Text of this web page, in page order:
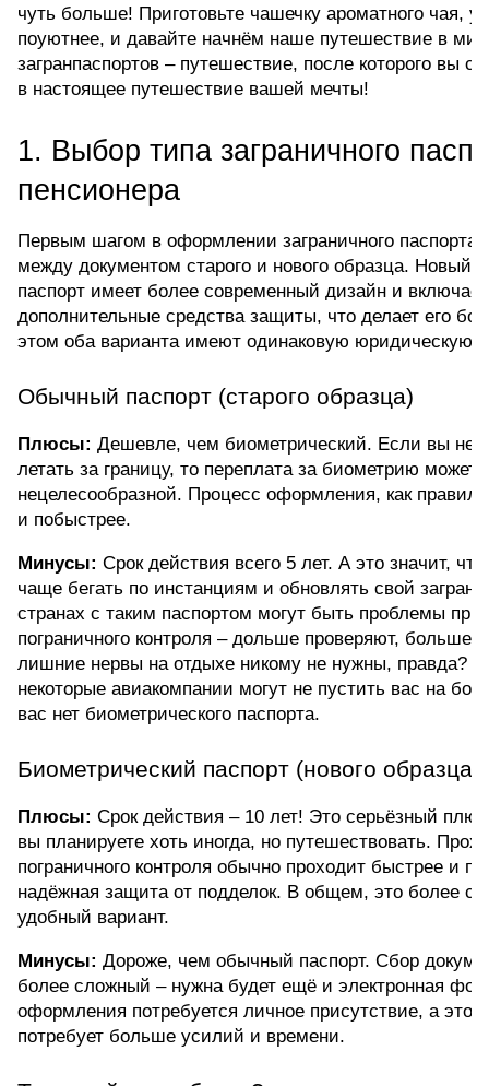
чуть больше! Приготовьте чашечку ароматного чая,
поуютнее, и давайте начнём наше путешествие в
загранпаспортов – путешествие, после которого вы
в настоящее путешествие вашей мечты!
1. Выбор типа заграничного
пенсионера
Первым шагом в оформлении заграничного паспорта
между документом старого и нового образца. Новый
паспорт имеет более современный дизайн и
дополнительные средства защиты, что делает его
этом оба варианта имеют одинаковую юридическую
Обычный паспорт (старого образца)
Плюсы: Дешевле, чем биометрический. Если вы не
летать за границу, то переплата за биометрию может
нецелесообразной. Процесс оформления, как
и побыстрее.
Минусы: Срок действия всего 5 лет. А это значит,
чаще бегать по инстанциям и обновлять свой
странах с таким паспортом могут быть проблемы при
пограничного контроля – дольше проверяют, больше
лишние нервы на отдыхе никому не нужны, правда?
некоторые авиакомпании могут не пустить вас на
вас нет биометрического паспорта.
Биометрический паспорт (нового образца)
Плюсы: Срок действия – 10 лет! Это серьёзный
вы планируете хоть иногда, но путешествовать.
пограничного контроля обычно проходит быстрее и
надёжная защита от подделок. В общем, это более
удобный вариант.
Минусы: Дороже, чем обычный паспорт. Сбор
более сложный – нужна будет ещё и электронная
оформления потребуется личное присутствие, а это,
потребует больше усилий и времени.